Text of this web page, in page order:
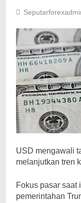
USD mengawali
melanjutkan tren
Fokus pasar saat
pemerintahan